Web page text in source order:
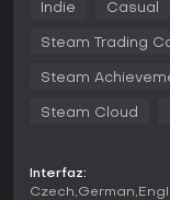
limpiando
paredes para
inviertes en
inventario es
El servicio al
Indie Casual
Steam Trading
Steam
Steam Cloud
Interfaz:
Czech German